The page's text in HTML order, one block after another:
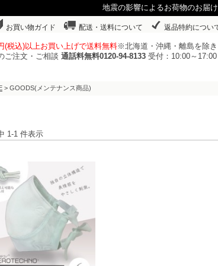
地震の影響によるお荷物のお届
お買い物ガイド 配送・送料について 返品特約につい
(税込)以上お買い上げで送料無料※北海道・沖縄・離島を除
ご注文・ご相談 通話料無料0120-94-8133 受付：10:00～17:00
> GOODS(メンテナンス商品)
1-1 件表示